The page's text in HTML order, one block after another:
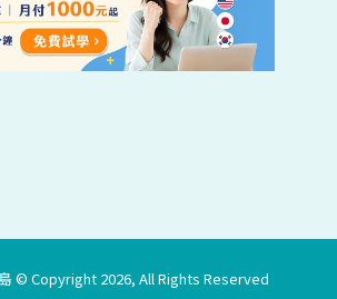
© Copyright 2026, All Rights Reserved